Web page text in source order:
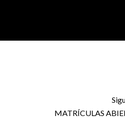
MATRÍCULAS